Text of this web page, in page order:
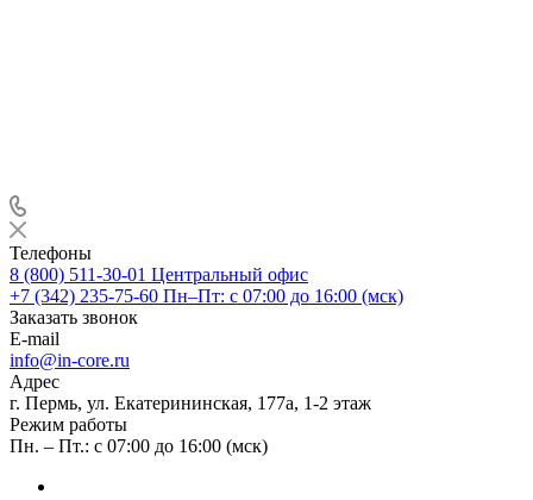
Телефоны
8 (800) 511-30-01 Центральный офис
+7 (342) 235-75-60 Пн–Пт: с 07:00 до 16:00 (мск)
Заказать звонок
E-mail
info@in-core.ru
Адрес
г. Пермь, ул. ​Екатерининская, 177а, ​1-2 этаж
Режим работы
Пн. – Пт.: с 07:00 до 16:00 (мск)